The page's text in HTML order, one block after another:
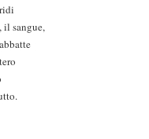
il sangue,